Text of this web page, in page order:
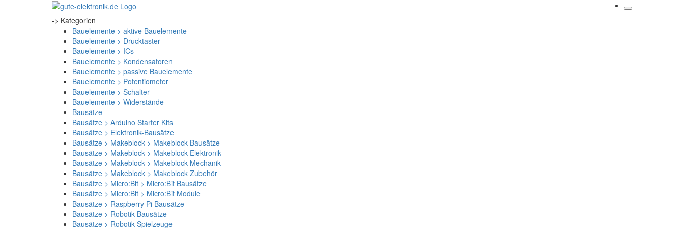
-> Kategorien
Bauelemente > aktive Bauelemente
Bauelemente > Drucktaster
Bauelemente > ICs
Bauelemente > Kondensatoren
Bauelemente > passive Bauelemente
Bauelemente > Potentiometer
Bauelemente > Schalter
Bauelemente > Widerstände
Bausätze
Bausätze > Arduino Starter Kits
Bausätze > Elektronik-Bausätze
Bausätze > Makeblock > Makeblock Bausätze
Bausätze > Makeblock > Makeblock Elektronik
Bausätze > Makeblock > Makeblock Mechanik
Bausätze > Makeblock > Makeblock Zubehör
Bausätze > Micro:Bit > Micro:Bit Bausätze
Bausätze > Micro:Bit > Micro:Bit Module
Bausätze > Raspberry Pi Bausätze
Bausätze > Robotik-Bausätze
Bausätze > Robotik Spielzeuge